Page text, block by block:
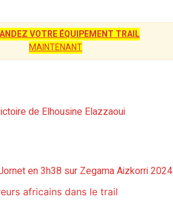
VOTRE ÉQUIPEMENT TRAIL
MAINTENANT
de Elhousine Elazzaoui
en 3h38 sur Zegama Aizkorri 2024
africains dans le trail